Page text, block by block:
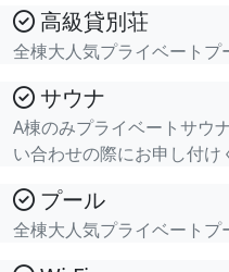
高級貸別荘
全棟大人気プライベートプ
サウナ
A棟のみプライベートサウ
い合わせの際にお申し付け
プール
全棟大人気プライベートプ